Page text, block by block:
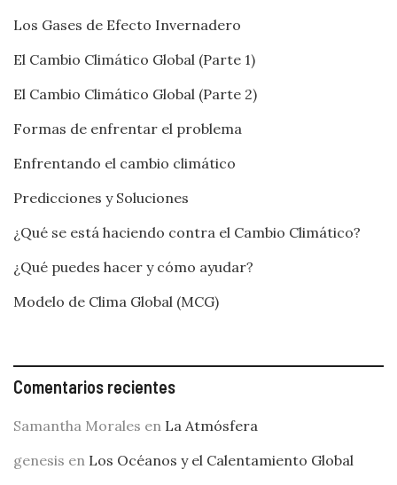
Los Gases de Efecto Invernadero
El Cambio Climático Global (Parte 1)
El Cambio Climático Global (Parte 2)
Formas de enfrentar el problema
Enfrentando el cambio climático
Predicciones y Soluciones
¿Qué se está haciendo contra el Cambio Climático?
¿Qué puedes hacer y cómo ayudar?
Modelo de Clima Global (MCG)
Comentarios recientes
Samantha Morales en La Atmósfera
genesis en Los Océanos y el Calentamiento Global